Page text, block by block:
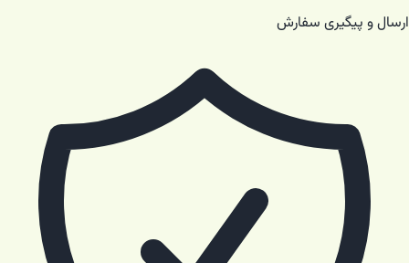
ارسال و پیگیری سفارش